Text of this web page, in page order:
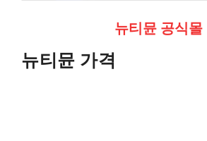
뉴티뮨 공식몰
뉴티뮨 가격